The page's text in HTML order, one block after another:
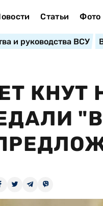
Статьи Фото
и руководства ВСУ
КНУТ